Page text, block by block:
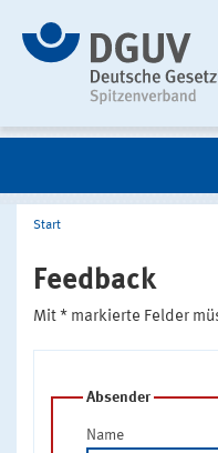
Start
Feedback
Mit * markierte Felder
Absender
Name